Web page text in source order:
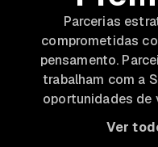
Parcerias
comprometidas
pensamento.
trabalham com a
oportunidades de
Ver